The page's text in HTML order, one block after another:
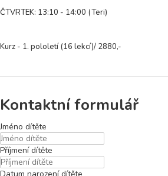
ČTVRTEK: 13:10 - 14:00 (Teri)
Kurz - 1. pololetí (16 lekcí)/ 2880,-
Kontaktní formulář
Jméno dítěte
Příjmení dítěte